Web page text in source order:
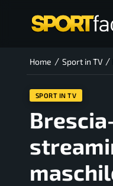
Home / Sport in TV /
SPORT IN TV